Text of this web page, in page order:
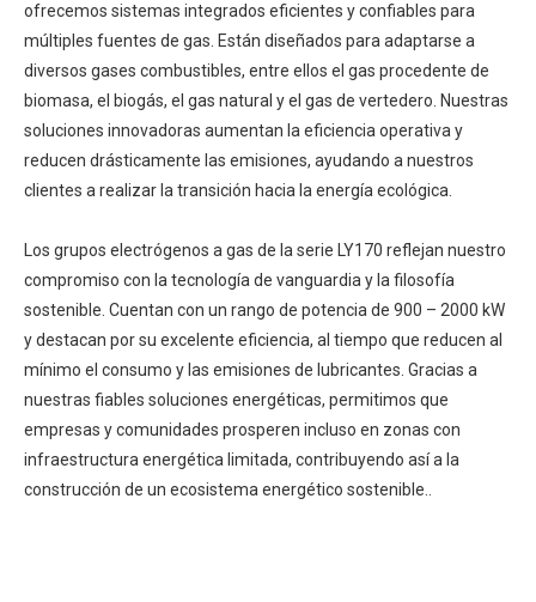
ofrecemos sistemas integrados eficientes y confiables para
múltiples fuentes de gas. Están diseñados para adaptarse a
diversos gases combustibles, entre ellos el gas procedente de
biomasa, el biogás, el gas natural y el gas de vertedero. Nuestras
soluciones innovadoras aumentan la eficiencia operativa y
reducen drásticamente las emisiones, ayudando a nuestros
clientes a realizar la transición hacia la energía ecológica.
Los grupos electrógenos a gas de la serie LY170 reflejan nuestro
compromiso con la tecnología de vanguardia y la filosofía
sostenible. Cuentan con un rango de potencia de 900 – 2000 kW
y destacan por su excelente eficiencia, al tiempo que reducen al
mínimo el consumo y las emisiones de lubricantes. Gracias a
nuestras fiables soluciones energéticas, permitimos que
empresas y comunidades prosperen incluso en zonas con
infraestructura energética limitada, contribuyendo así a la
construcción de un ecosistema energético sostenible..